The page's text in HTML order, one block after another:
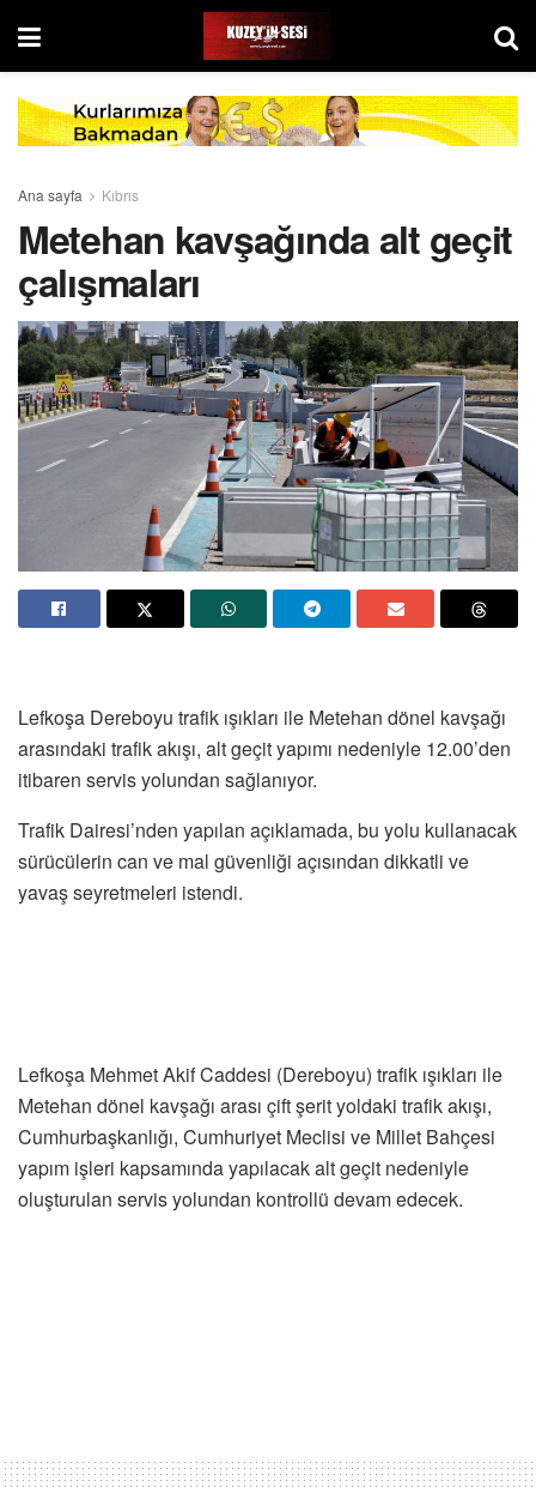
Ana sayfa Kıbrıs
Metehan kavşağında alt geçit
çalışmaları
Lefkoşa Dereboyu trafik ışıkları ile Metehan dönel kavşağı
arasındaki trafik akışı, alt geçit yapımı nedeniyle 12.00’den
itibaren servis yolundan sağlanıyor.
Trafik Dairesi’nden yapılan açıklamada, bu yolu kullanacak
sürücülerin can ve mal güvenliği açısından dikkatli ve
yavaş seyretmeleri istendi.
Lefkoşa Mehmet Akif Caddesi (Dereboyu) trafik ışıkları ile
Metehan dönel kavşağı arası çift şerit yoldaki trafik akışı,
Cumhurbaşkanlığı, Cumhuriyet Meclisi ve Millet Bahçesi
yapım işleri kapsamında yapılacak alt geçit nedeniyle
oluşturulan servis yolundan kontrollü devam edecek.